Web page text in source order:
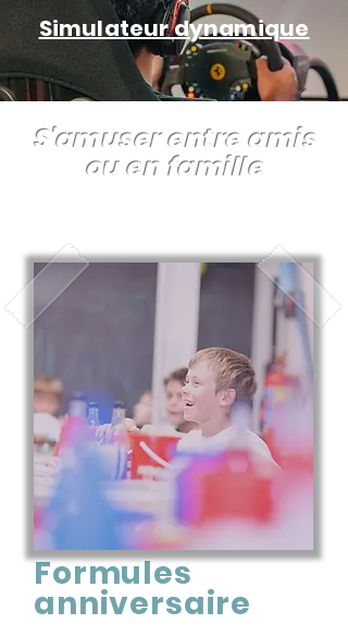
Simulateur dynamique
S'amuserentre amis
ou en famille
Formules
anniversaire